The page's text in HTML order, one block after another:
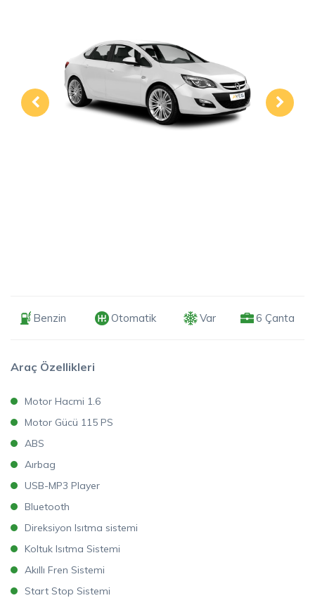
Benzin Otomatik Var 6 Çanta
Araç Özellikleri
Motor Hacmi 1.6
Motor Gücü 115 PS
ABS
Aırbag
USB-MP3 Player
Bluetooth
Direksiyon Isıtma sistemi
Koltuk Isıtma Sistemi
Akıllı Fren Sistemi
Start Stop Sistemi